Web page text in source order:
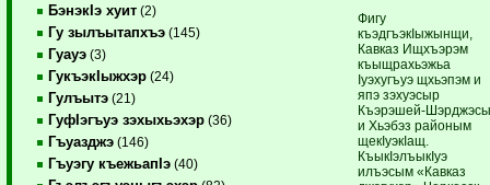
БэнэкIэ хуит (2)
Гу зылъытапхъэ (145)
Гуауэ (3)
ГукъэкIыжхэр (24)
Гулъытэ (21)
ГуфIэгъуэ зэхыхьэхэр (36)
Гъуазджэ (146)
Гъуэгу къежьапIэ (40)
Фигу
къэдгъэкIыжынщи,
Кавказ Ищхъэрэм
къыщрахьэжьа
Iуэхугъуэ щхьэпэм и
япэ зэхуэсыр
Къэрэшей-
и Хьэбэз районым
щекIуэкIащ.
КъыкIэлъыкIуэ
илъэсым «Кавказ